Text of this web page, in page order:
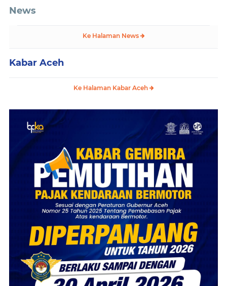
News
Ke Halaman News
Kabar Aceh
Ke Halaman Kabar Aceh